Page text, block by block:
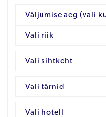
Väljumise aeg (vali
Vali riik
Vali sihtkoht
Vali tärnid
Vali hotell